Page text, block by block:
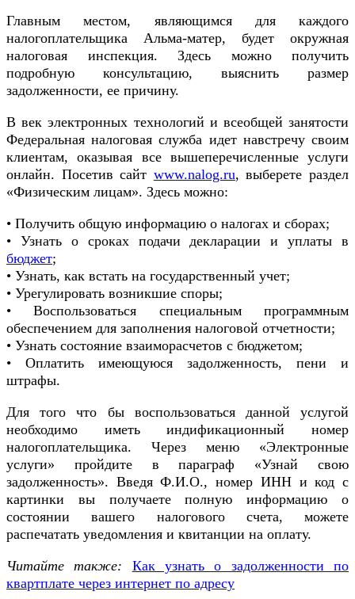
Главным местом, являющимся для каждого
налогоплательщика Альма-матер, будет окружная
налоговая инспекция. Здесь можно получить
подробную консультацию, выяснить размер
задолженности, ее причину.
В век электронных технологий и всеобщей занятости
Федеральная налоговая служба идет навстречу своим
клиентам, оказывая все вышеперечисленные услуги
онлайн. Посетив сайт www.nalog.ru, выберете раздел
«Физическим лицам». Здесь можно:
• Получить общую информацию о налогах и сборах;
• Узнать о сроках подачи декларации и уплаты в
бюджет;
• Узнать, как встать на государственный учет;
• Урегулировать возникшие споры;
• Воспользоваться специальным программным
обеспечением для заполнения налоговой отчетности;
• Узнать состояние взаиморасчетов с бюджетом;
• Оплатить имеющуюся задолженность, пени и
штрафы.
Для того что бы воспользоваться данной услугой
необходимо иметь индификационный номер
налогоплательщика. Через меню «Электронные
услуги» пройдите в параграф «Узнай свою
задолженность». Введя Ф.И.О., номер ИНН и код с
картинки вы получаете полную информацию о
состоянии вашего налогового счета, можете
распечатать уведомления и квитанции на оплату.
Читайте также:
Как узнать о задолженности по
квартплате через интернет по адресу